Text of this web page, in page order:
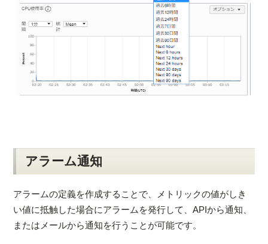
アラーム通知
アラームの定義を作成することで、メトリックの値がしき
い値に抵触した場合にアラームを発行して、APIから通知、
またはメールから通知を行うことが可能です。